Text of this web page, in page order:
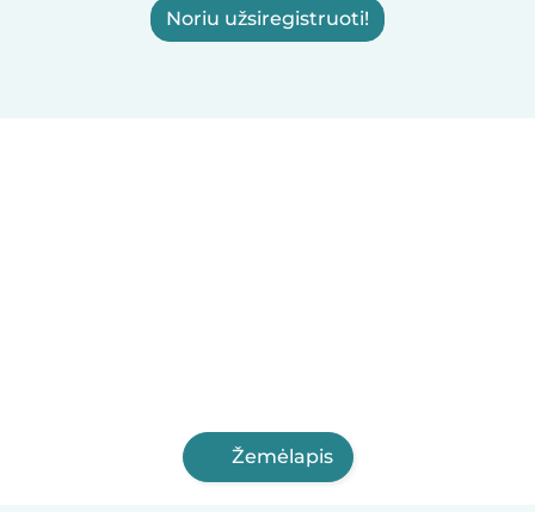
Noriu užsiregistruoti!
Žemėlapis